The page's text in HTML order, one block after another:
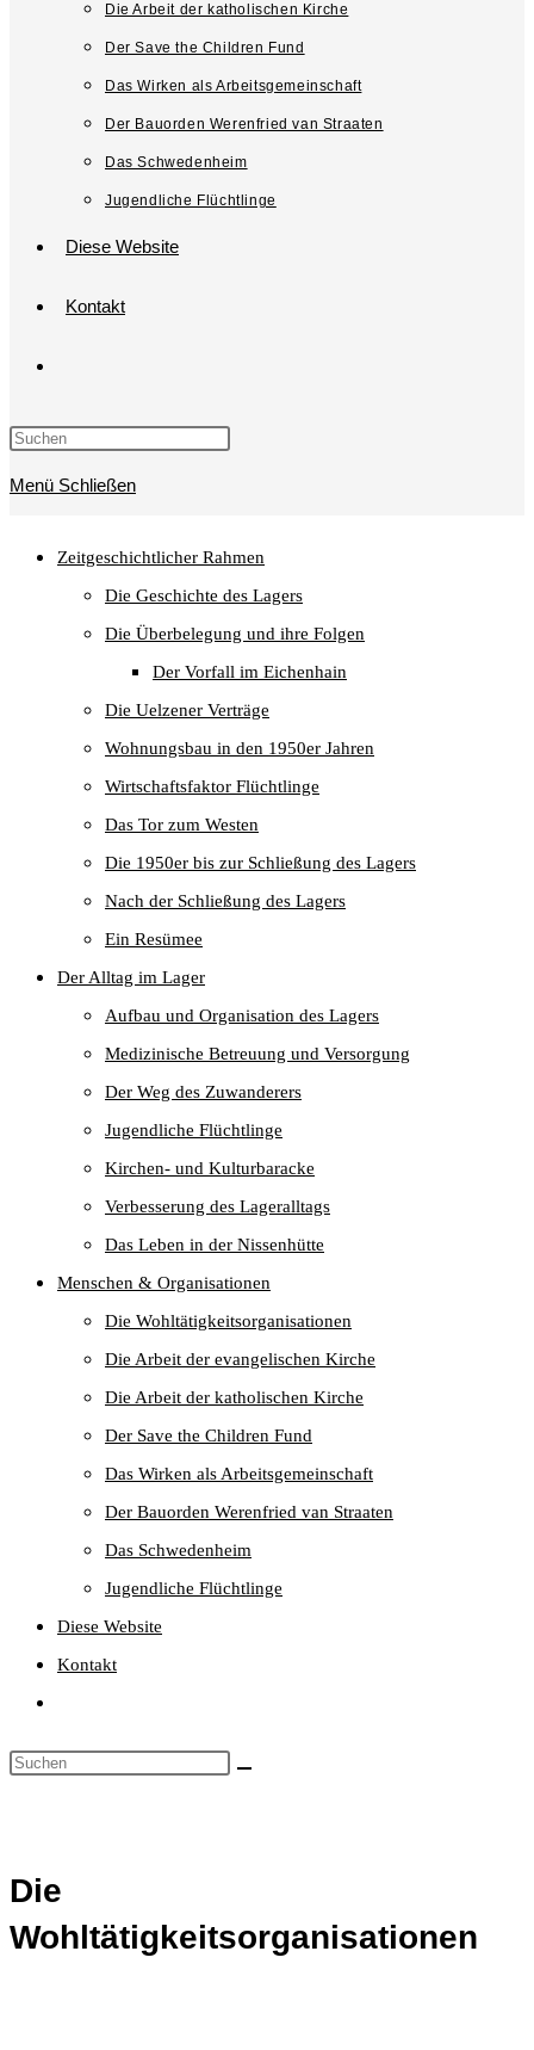
Die Arbeit der katholischen Kirche
Der Save the Children Fund
Das Wirken als Arbeitsgemeinschaft
Der Bauorden Werenfried van Straaten
Das Schwedenheim
Jugendliche Flüchtlinge
Diese Website
Kontakt
Suche
umschalten
Menü Schließen
Zeitgeschichtlicher Rahmen
Die Geschichte des Lagers
Die Überbelegung und ihre Folgen
Der Vorfall im Eichenhain
Die Uelzener Verträge
Wohnungsbau in den 1950er Jahren
Wirtschaftsfaktor Flüchtlinge
Das Tor zum Westen
Die 1950er bis zur Schließung des Lagers
Nach der Schließung des Lagers
Ein Resümee
Der Alltag im Lager
Aufbau und Organisation des Lagers
Medizinische Betreuung und Versorgung
Der Weg des Zuwanderers
Jugendliche Flüchtlinge
Kirchen- und Kulturbaracke
Verbesserung des Lageralltags
Das Leben in der Nissenhütte
Menschen & Organisationen
Die Wohltätigkeitsorganisationen
Die Arbeit der evangelischen Kirche
Die Arbeit der katholischen Kirche
Der Save the Children Fund
Das Wirken als Arbeitsgemeinschaft
Der Bauorden Werenfried van Straaten
Das Schwedenheim
Jugendliche Flüchtlinge
Diese Website
Kontakt
umschalten
Die
Wohltätigkeitsorganisationen